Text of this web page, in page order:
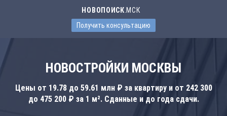
НОВОПОИСК .МСК
Получить консультацию
НОВОСТРОЙКИ МОСКВЫ
Цены от 19.78 до 59.61 млн ₽ за квартиру и от 242 300
до 475 200 ₽ за 1 м². Сданные и до года сдачи.